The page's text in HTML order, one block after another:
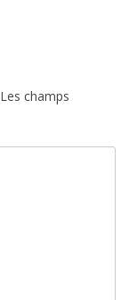
Les champs